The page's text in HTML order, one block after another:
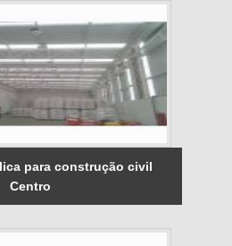
para construção civil
Centro